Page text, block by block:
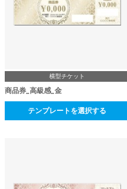
横型チケット
商品券_高級感_金
テンプレートを選択する